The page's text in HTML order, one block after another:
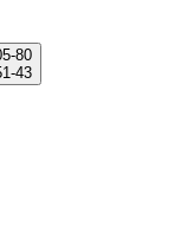
80
43